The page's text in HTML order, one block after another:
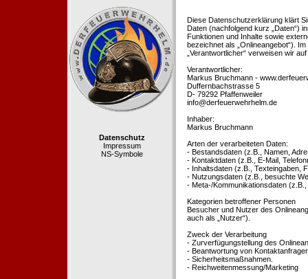
Datenschutz
Impressum
NS-Symbole
Diese Datenschutzerklärung klärt
Daten (nachfolgend kurz „Daten“)
Funktionen und Inhalte sowie
bezeichnet als „Onlineangebot“).
„Verantwortlicher“ verweisen wir
Verantwortlicher:
Markus Bruchmann -
Duffernbachstrasse 5
D- 79292 Pfaffenweiler
info@derfeuerwehrhelm.de
Inhaber:
Markus Bruchmann
Arten der verarbeiteten Daten:
- Bestandsdaten (z.B., Namen,
- Kontaktdaten (z.B., E-Mail,
- Inhaltsdaten (z.B., Texteingaben,
- Nutzungsdaten (z.B., besuchte
- Meta-/Kommunikationsdaten
Kategorien betroffener Personen
Besucher und Nutzer des
auch als „Nutzer“).
Zweck der Verarbeitung
- Zurverfügungstellung des
- Beantwortung von
- Sicherheitsmaßnahmen.
- Reichweitenmessung/Marketing